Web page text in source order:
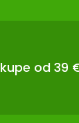
od 39